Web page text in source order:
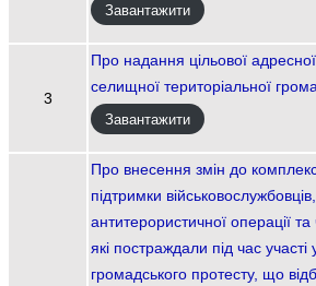
Завантажити
3
Про надання цільової
селищної територіальної
Завантажити
Про внесення змін до
підтримки
антитерористичної операції та
які постраждали під час участі
громадського протесту, що